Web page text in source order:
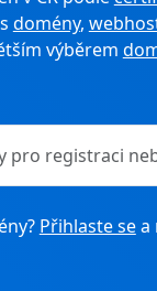
domény,
výběrem
nebo
Přihlaste sea